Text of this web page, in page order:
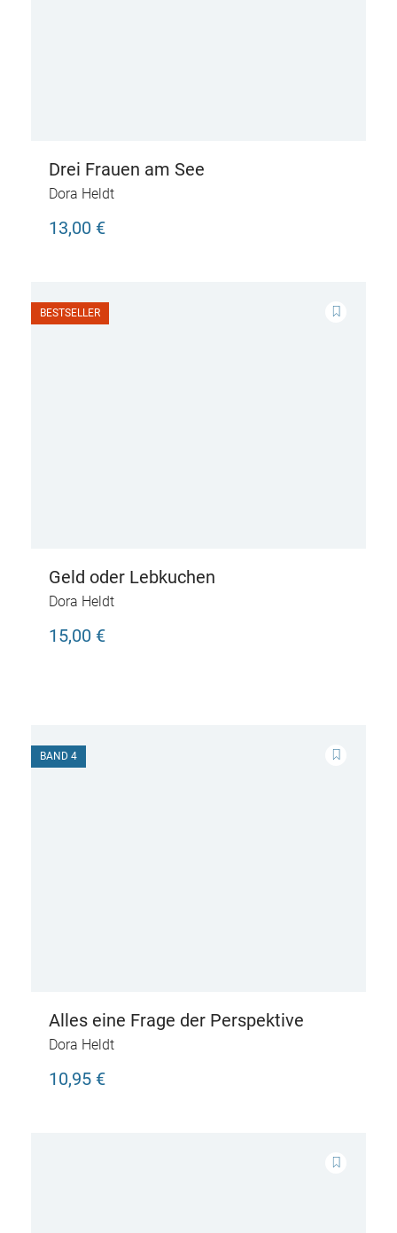
Drei Frauen am See
Dora Heldt
13,00 €
BESTSELLER
Geld oder Lebkuchen
Dora Heldt
15,00 €
BAND 4
Alles eine Frage der Perspektive
Dora Heldt
10,95 €